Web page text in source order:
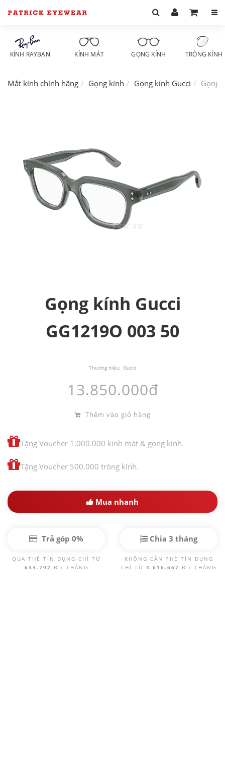
KÍNH RAYBAN KÍNH MÁT GỌNG KÍNH TRÒNG KÍNH
Mắt kính chính hãng Gọng kính Gọng kính Gucci Gọng
Gọng kính Gucci
GG1219O 003 50
Thương hiệu: Gucci
13.850.000đ
Thêm vào giỏ hàng
Tặng Voucher 1.000.000 kính mát & gọng kính.
Tặng Voucher 500.000 tròng kính.
Mua nhanh
Trả góp 0%
QUA THẺ TÍN DỤNG CHỈ TỪ
634.792 Đ / THÁNG
Chia 3 tháng
KHÔNG CẦN THẺ TÍN DỤNG
CHỈ TỪ 4.616.667 Đ / THÁNG